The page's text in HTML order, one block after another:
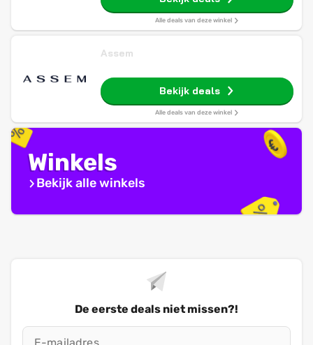
Alle deals van deze winkel
Assem
Bekijk deals
Alle deals van deze winkel
Winkels
Bekijk alle winkels
De eerste deals niet missen?!